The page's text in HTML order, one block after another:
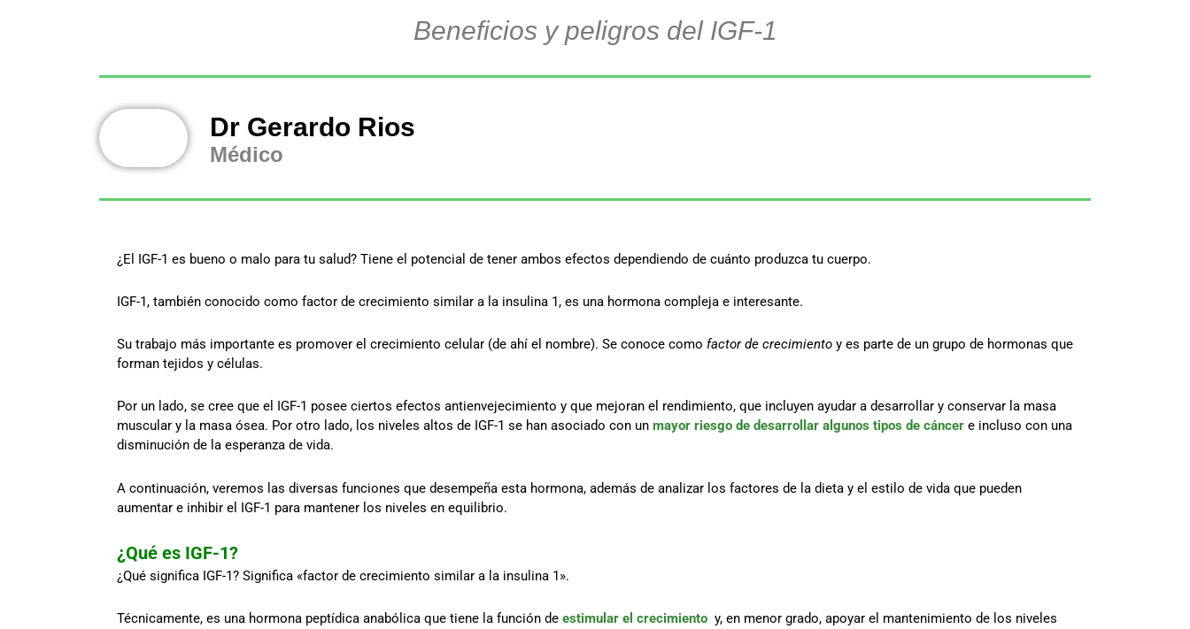
Beneficios y peligros del IGF-1
Dr Gerardo Rios
Médico
¿El IGF-1 es bueno o malo para tu salud? Tiene el potencial de tener ambos efectos dependiendo de cuánto produzca tu cuerpo.
IGF-1, también conocido como factor de crecimiento similar a la insulina 1, es una hormona compleja e interesante.
Su trabajo más importante es promover el crecimiento celular (de ahí el nombre). Se conoce como factor de crecimiento y es parte de un grupo de hormonas que
forman tejidos y células.
Por un lado, se cree que el IGF-1 posee ciertos efectos antienvejecimiento y que mejoran el rendimiento, que incluyen ayudar a desarrollar y conservar la masa
muscular y la masa ósea. Por otro lado, los niveles altos de IGF-1 se han asociado con un mayor riesgo de desarrollar algunos tipos de cáncer e incluso con una
disminución de la esperanza de vida.
A continuación, veremos las diversas funciones que desempeña esta hormona, además de analizar los factores de la dieta y el estilo de vida que pueden
aumentar e inhibir el IGF-1 para mantener los niveles en equilibrio.
¿Qué es IGF-1?
¿Qué significa IGF-1? Significa «factor de crecimiento similar a la insulina 1».
Técnicamente, es una hormona peptídica anabólica que tiene la función de estimular el crecimiento y, en menor grado, apoyar el mantenimiento de los niveles